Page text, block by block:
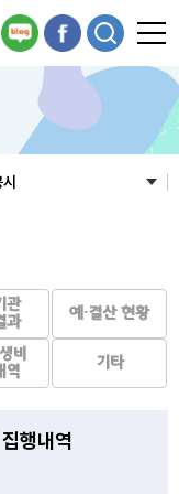
관
과
예·결산 현황
비
역
기타
행내역